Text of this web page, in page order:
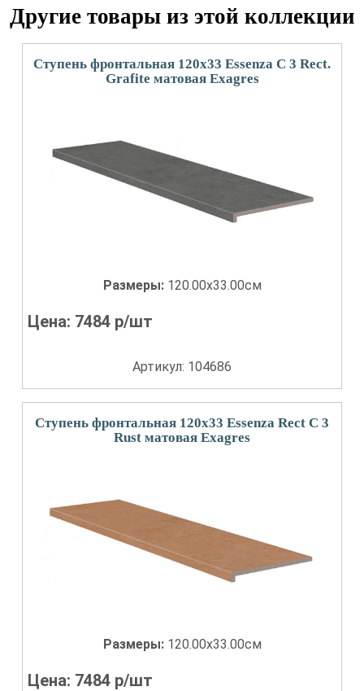
Другие товары из этой коллекции
Ступень фронтальная 120x33 Essenza С 3 Rect.
Grafite матовая Exagres
Размеры: 120.00x33.00см
Цена: 7484 р/шт
Артикул: 104686
Ступень фронтальная 120x33 Essenza Rect С 3
Rust матовая Exagres
Размеры: 120.00x33.00см
Цена: 7484 р/шт